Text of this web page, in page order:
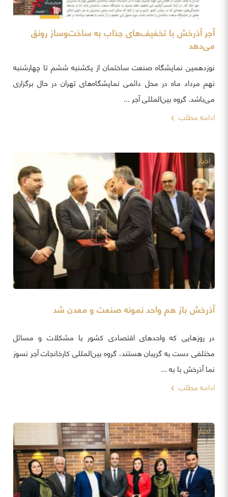
آجر آذرخش با تخفیف‌های جذاب به ساخت‌وساز رونق
می‌دهد
نوزدهمین نمایشگاه صنعت ساختمان از یکشنبه ششم تا چهارشنبه
نهم مرداد ماه در محل دائمی نمایشگاه‌های تهران در حال برگزاری
می‌باشد. گروه بین‌المللی آجر ...
ادامه مطلب
آذرخش باز هم واحد نمونه صنعت و معدن شد
در روزهایی که واحدهای اقتصادی کشور با مشکلات و مسائل
مختلفی دست به گریبان هستند، گروه بین‌المللی کارخانجات آجر نسوز
نما آذرخش با به ...
اخبار
ادامه مطلب
اخبار